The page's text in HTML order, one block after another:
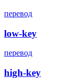
перевод
low-key
перевод
high-key